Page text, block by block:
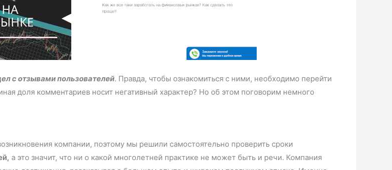
с отзывами пользователей. Правда, чтобы ознакомиться с ними, необходимо перейти
доля комментариев носит негативный характер? Но об этом поговорим немного
компании, поэтому мы решили самостоятельно проверить сроки
а это значит, что ни о какой многолетней практике не может быть и речи. Компания